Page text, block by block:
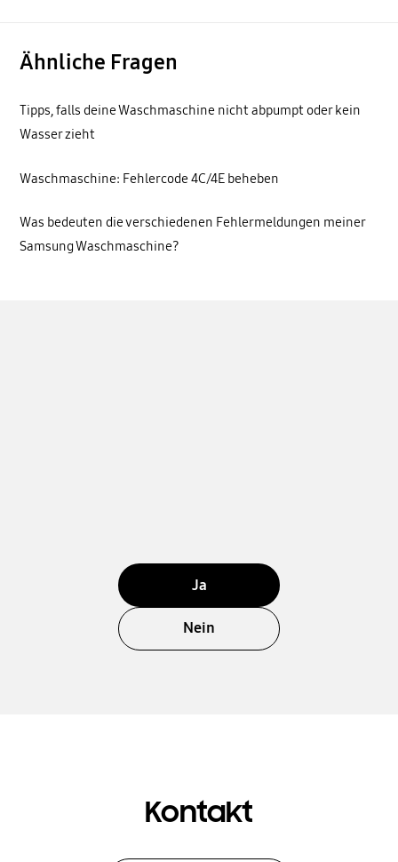
Ähnliche Fragen
Tipps, falls deine Waschmaschine nicht abpumpt oder kein
Wasser zieht
Waschmaschine: Fehlercode 4C/4E beheben
Was bedeuten die verschiedenen Fehlermeldungen meiner
Samsung Waschmaschine?
Ja
Nein
Kontakt